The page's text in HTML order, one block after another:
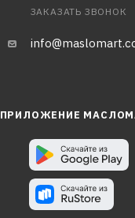
ЗАКАЗАТЬ ЗВОНОК
ПРИЛОЖЕНИЕ